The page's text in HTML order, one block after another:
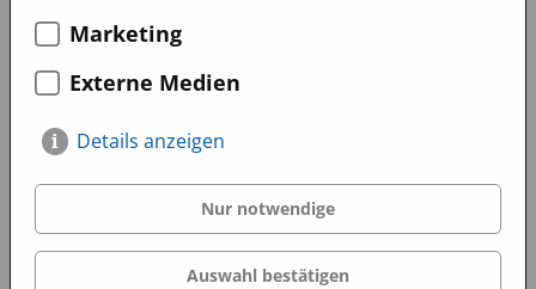
Rosshaarauflagen/-
Marketing
Externe Medien
Details anzeigen
Nur notwendige
Auswahl bestätigen